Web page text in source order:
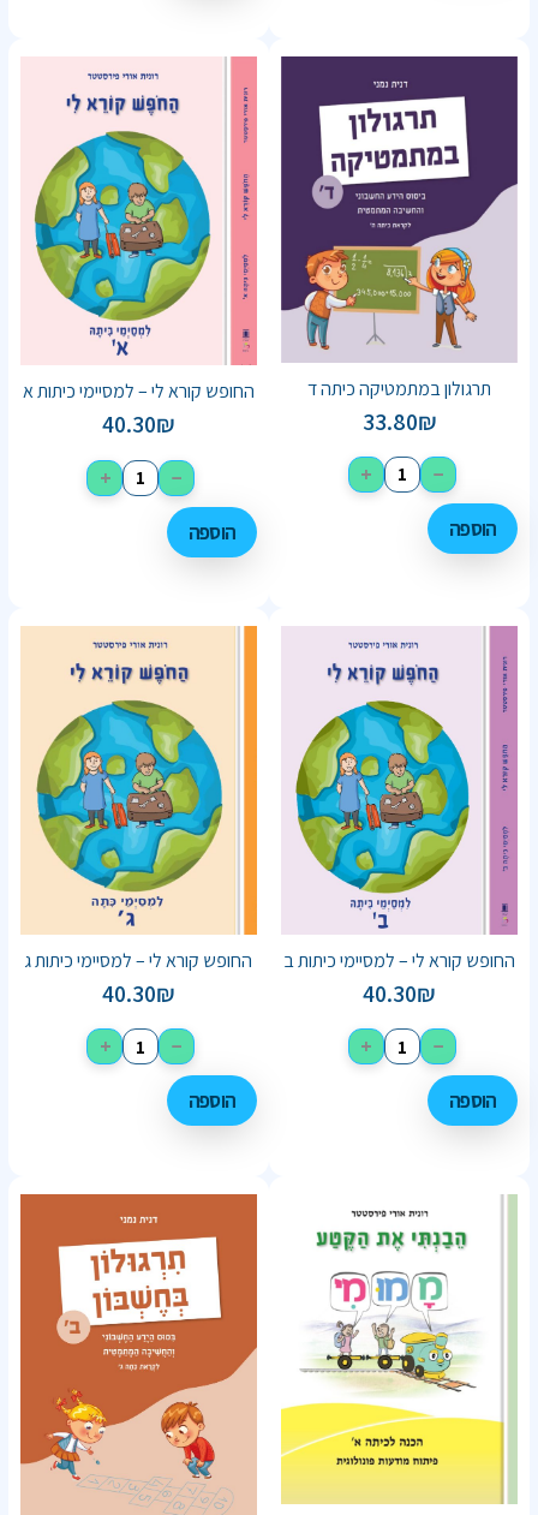
תרגולון במתמטיקה כיתה ד
33.80₪
−
+
הוספה
החופש קורא לי – למסיימי כיתות א
40.30₪
−
+
הוספה
החופש קורא לי – למסיימי כיתות ב
40.30₪
−
+
הוספה
החופש קורא לי – למסיימי כיתות ג
40.30₪
−
+
הוספה